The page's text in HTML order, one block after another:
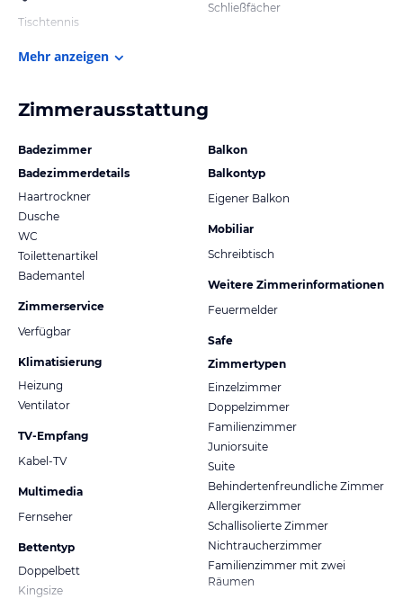
Tischtennis
Schließfächer
Mehr anzeigen
Zimmerausstattung
Badezimmer
Badezimmerdetails
Haartrockner
Dusche
WC
Toilettenartikel
Bademantel
Zimmerservice
Verfügbar
Klimatisierung
Heizung
Ventilator
TV-Empfang
Kabel-TV
Multimedia
Fernseher
Bettentyp
Doppelbett
Kingsize
Balkon
Balkontyp
Eigener Balkon
Mobiliar
Schreibtisch
Weitere Zimmerinformationen
Feuermelder
Safe
Zimmertypen
Einzelzimmer
Doppelzimmer
Familienzimmer
Juniorsuite
Suite
Behindertenfreundliche Zimmer
Allergikerzimmer
Schallisolierte Zimmer
Nichtraucherzimmer
Familienzimmer mit zwei
Räumen